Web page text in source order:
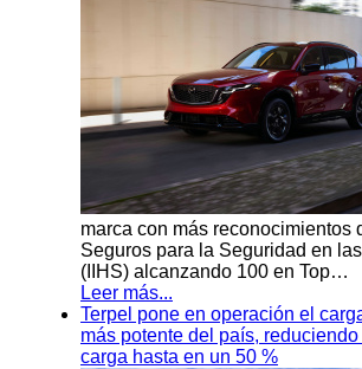
marca con más reconocimientos
Seguros para la Seguridad en
(IIHS) alcanzando 100 en Top…
Leer más...
Terpel pone en operación el
más potente del país,
carga hasta en un 50 %